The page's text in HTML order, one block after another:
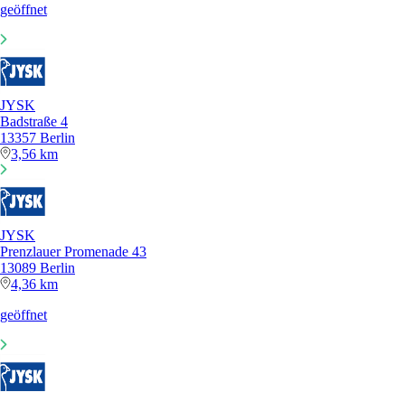
geöffnet
JYSK
Badstraße 4
13357 Berlin
3,56 km
JYSK
Prenzlauer Promenade 43
13089 Berlin
4,36 km
geöffnet